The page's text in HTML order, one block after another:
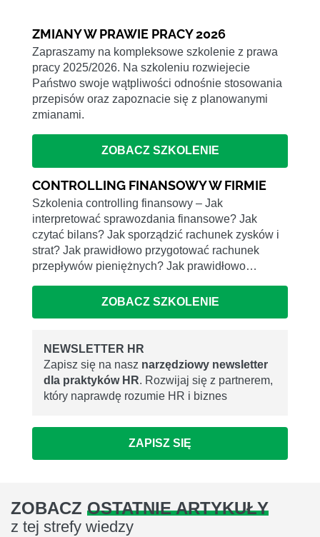
ZMIANY W PRAWIE PRACY 2026
Zapraszamy na kompleksowe szkolenie z prawa
pracy 2025/2026. Na szkoleniu rozwiejecie
Państwo swoje wątpliwości odnośnie stosowania
przepisów oraz zapoznacie się z planowanymi
zmianami.
ZOBACZ SZKOLENIE
CONTROLLING FINANSOWY W FIRMIE
Szkolenia controlling finansowy – Jak
interpretować sprawozdania finansowe? Jak
czytać bilans? Jak sporządzić rachunek zysków i
strat? Jak prawidłowo przygotować rachunek
przepływów pieniężnych? Jak prawidłowo…
ZOBACZ SZKOLENIE
NEWSLETTER HR
Zapisz się na nasz narzędziowy newsletter
dla praktyków HR. Rozwijaj się z partnerem,
który naprawdę rozumie HR i biznes
ZAPISZ SIĘ
ZOBACZ OSTATNIE ARTYKUŁY
z tej strefy wiedzy